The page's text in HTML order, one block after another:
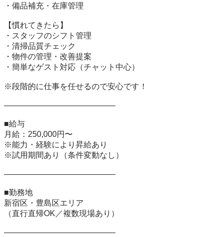
・備品補充・在庫管理
【慣れてきたら】
・スタッフのシフト管理
・清掃品質チェック
・物件の管理・改善提案
・簡単なゲスト対応（チャット中心）
※段階的に仕事を任せるので安心です！
――――――――――――――
■給与
月給：250,000円〜
※能力・経験により昇給あり
※試用期間あり（条件変動なし）
――――――――――――――
■勤務地
新宿区・豊島区エリア
（直行直帰OK／複数現場あり）
――――――――――――――